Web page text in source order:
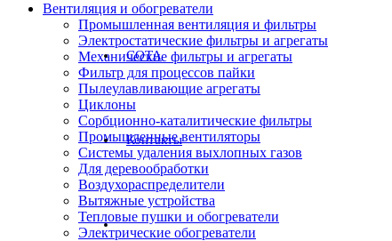
СОТА
Контакты
Вентиляция и обогреватели
Промышленная вентиляция и фильтры
Электростатические фильтры и агрегаты
Механические фильтры и агрегаты
Фильтр для процессов пайки
Пылеулавливающие агрегаты
Циклоны
Сорбционно-каталитические фильтры
Промышленные вентиляторы
Системы удаления выхлопных газов
Для деревообработки
Воздухораспределители
Вытяжные устройства
Тепловые пушки и обогреватели
Электрические обогреватели